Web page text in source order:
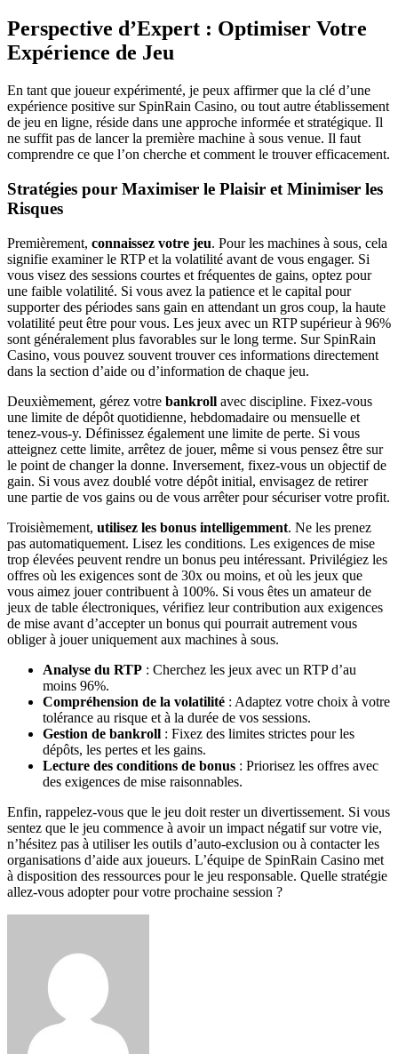
Perspective d’Expert : Optimiser Votre
Expérience de Jeu
En tant que joueur expérimenté, je peux affirmer que la clé d’une
expérience positive sur SpinRain Casino, ou tout autre établissement
de jeu en ligne, réside dans une approche informée et stratégique. Il
ne suffit pas de lancer la première machine à sous venue. Il faut
comprendre ce que l’on cherche et comment le trouver efficacement.
Stratégies pour Maximiser le Plaisir et Minimiser les
Risques
Premièrement, connaissez votre jeu. Pour les machines à sous, cela
signifie examiner le RTP et la volatilité avant de vous engager. Si
vous visez des sessions courtes et fréquentes de gains, optez pour
une faible volatilité. Si vous avez la patience et le capital pour
supporter des périodes sans gain en attendant un gros coup, la haute
volatilité peut être pour vous. Les jeux avec un RTP supérieur à 96%
sont généralement plus favorables sur le long terme. Sur SpinRain
Casino, vous pouvez souvent trouver ces informations directement
dans la section d’aide ou d’information de chaque jeu.
Deuxièmement, gérez votre bankroll avec discipline. Fixez-vous
une limite de dépôt quotidienne, hebdomadaire ou mensuelle et
tenez-vous-y. Définissez également une limite de perte. Si vous
atteignez cette limite, arrêtez de jouer, même si vous pensez être sur
le point de changer la donne. Inversement, fixez-vous un objectif de
gain. Si vous avez doublé votre dépôt initial, envisagez de retirer
une partie de vos gains ou de vous arrêter pour sécuriser votre profit.
Troisièmement, utilisez les bonus intelligemment. Ne les prenez
pas automatiquement. Lisez les conditions. Les exigences de mise
trop élevées peuvent rendre un bonus peu intéressant. Privilégiez les
offres où les exigences sont de 30x ou moins, et où les jeux que
vous aimez jouer contribuent à 100%. Si vous êtes un amateur de
jeux de table électroniques, vérifiez leur contribution aux exigences
de mise avant d’accepter un bonus qui pourrait autrement vous
obliger à jouer uniquement aux machines à sous.
Analyse du RTP : Cherchez les jeux avec un RTP d’au
moins 96%.
Compréhension de la volatilité : Adaptez votre choix à votre
tolérance au risque et à la durée de vos sessions.
Gestion de bankroll : Fixez des limites strictes pour les
dépôts, les pertes et les gains.
Lecture des conditions de bonus : Priorisez les offres avec
des exigences de mise raisonnables.
Enfin, rappelez-vous que le jeu doit rester un divertissement. Si vous
sentez que le jeu commence à avoir un impact négatif sur votre vie,
n’hésitez pas à utiliser les outils d’auto-exclusion ou à contacter les
organisations d’aide aux joueurs. L’équipe de SpinRain Casino met
à disposition des ressources pour le jeu responsable. Quelle stratégie
allez-vous adopter pour votre prochaine session ?